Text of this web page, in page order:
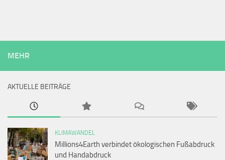
MEHR
AKTUELLE BEITRÄGE
KLIMAWANDEL
Millions4Earth verbindet ökologischen Fußabdruck
und Handabdruck